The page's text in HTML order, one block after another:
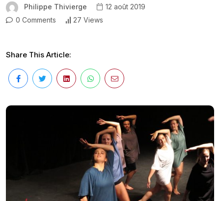
Philippe Thivierge
12 août 2019
0 Comments
27 Views
Share This Article: